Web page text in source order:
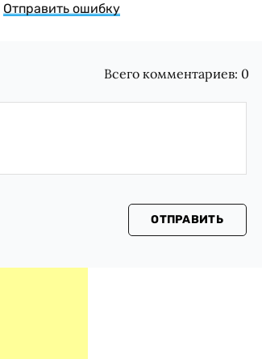
Отправить ошибку
Всего комментариев: 0
ОТПРАВИТЬ